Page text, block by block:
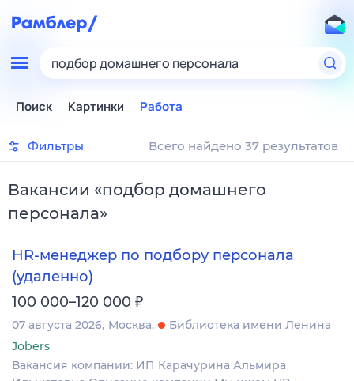
подбор домашнего персонала
Поиск Картинки Работа
Фильтры Всего найдено 37 результатов
Вакансии «подбор домашнего
персонала»
HR-менеджер по подбору персонала
(удаленно)
100 000–120 000 ₽
07 августа 2026 Москва
Библиотека имени Ленина
Jobers
Вакансия компании: ИП Карачурина Альмира